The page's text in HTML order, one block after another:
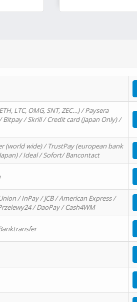
LTC, OMG, SNT, ZEC…) / Paysera
/ Skrill / Credit card (Japan Only) /
(world wide) / TrustPay (european bank
/ Ideal / Sofort/ Bancontact
/ InPay / JCB / American Express /
/ DaoPay / Cash4WM